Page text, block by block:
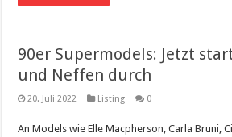
90er Supermodels: Jetzt
und Neffen durch
20. Juli 2022 Listing 0
An Models wie Elle Macpherson, Carla Bruni,